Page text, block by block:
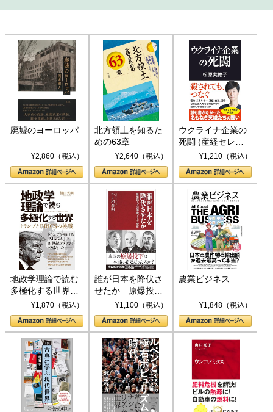
廃墟のヨーロッパ
¥2,860（税込）
北方領土を知るた
めの63章
¥2,640（税込）
ウクライナ企業の
死闘 (産経セレク
ト S 039)¥1,210（税込）
地政学理論で読む
多極化する世界：
トランプとBRICS
の挑戦
¥1,870（税込）
誰が日本を降伏さ
せたか 原爆投
下、ソ連参戦、そ
して聖断 (PHP新
書)
¥1,100（税込）
農業ビジネス
¥1,848（税込）